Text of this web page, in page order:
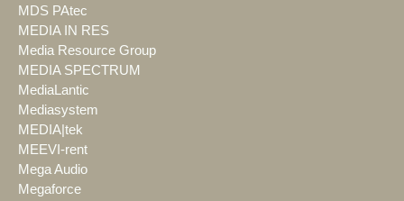
MDS PAtec
MEDIA IN RES
Media Resource Group
MEDIA SPECTRUM
MediaLantic
Mediasystem
MEDIA|tek
MEEVI-rent
Mega Audio
Megaforce